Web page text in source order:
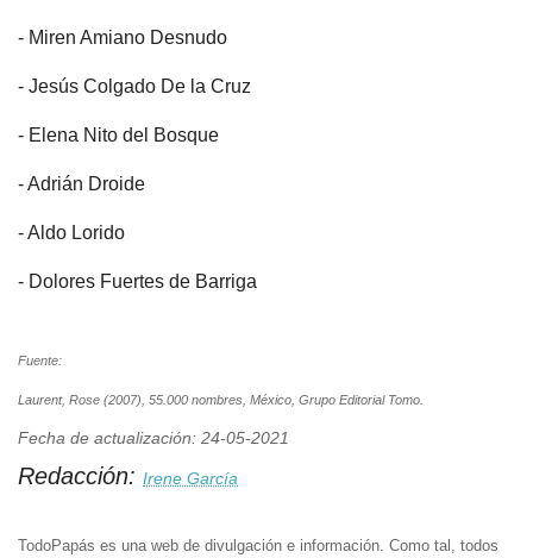
- Miren Amiano Desnudo
- Jesús Colgado De la Cruz
- Elena Nito del Bosque
- Adrián Droide
- Aldo Lorido
- Dolores Fuertes de Barriga
Fuente:
Laurent, Rose (2007), 55.000 nombres, México, Grupo Editorial Tomo.
Fecha de actualización: 24-05-2021
Redacción: Irene García
TodoPapás es una web de divulgación e información. Como tal, todos